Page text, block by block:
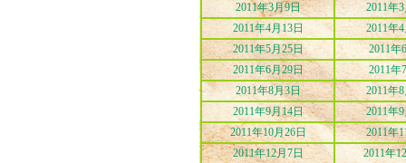
2011年3月9日
2011年
2011年4月13日
2011年
2011年5月25日
2011年
2011年6月29日
2011年
2011年8月3日
2011年
2011年9月14日
2011年
2011年10月26日
2011年
2011年12月7日
2011年